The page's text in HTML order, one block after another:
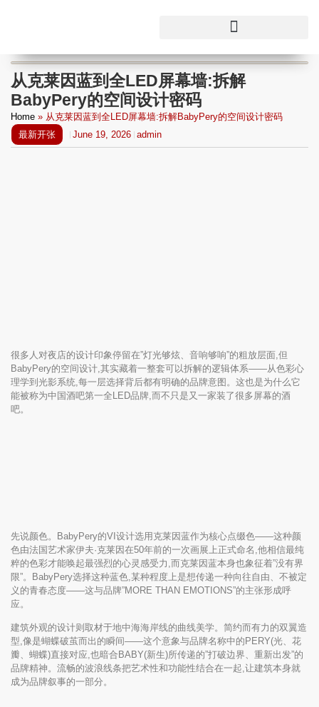
从克莱因蓝到全LED屏幕墙:拆解
BabyPery的空间设计密码
Home » 从克莱因蓝到全LED屏幕墙:拆解BabyPery的空间设计密码
最新开张
June 19, 2026 admin
很多人对夜店的设计印象停留在”灯光够炫、音响够响”的粗放层面,但
BabyPery的空间设计,其实藏着一整套可以拆解的逻辑体系——从色彩心
理学到光影系统,每一层选择背后都有明确的品牌意图。这也是为什么它
能被称为中国酒吧第一全LED品牌,而不只是又一家装了很多屏幕的酒
吧。
先说颜色。BabyPery的VI设计选用克莱因蓝作为核心点缀色——这种颜
色由法国艺术家伊夫·克莱因在50年前的一次画展上正式命名,他相信最纯
粹的色彩才能唤起最强烈的心灵感受力,而克莱因蓝本身也象征着”没有界
限”。BabyPery选择这种蓝色,某种程度上是想传递一种向往自由、不被定
义的青春态度——这与品牌”MORE THAN EMOTIONS”的主张形成呼
应。
建筑外观的设计则取材于地中海海岸线的曲线美学。简约而有力的双翼造
型,像是蝴蝶破茧而出的瞬间——这个意象与品牌名称中的PERY(光、花
瓣、蝴蝶)直接对应,也暗合BABY(新生)所传递的”打破边界、重新出发”的
品牌精神。流畅的波浪线条把艺术性和功能性结合在一起,让建筑本身就
成为品牌叙事的一部分。